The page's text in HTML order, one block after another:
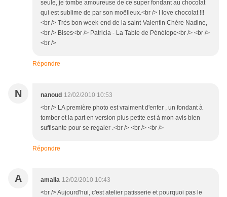
seule, je tombe amoureuse de ce super fondant au chocolat
qui est sublime de par son moëlleux.<br /> I love chocolat !!!
<br /> Très bon week-end de la saint-Valentin Chère Nadine,
<br /> Bises<br /> Patricia - La Table de Pénélope<br /> <br />
<br />
Répondre
N nanoud 12/02/2010 10:53
<br /> LA première photo est vraiment d'enfer , un fondant à
tomber et la part en version plus petite est à mon avis bien
suffisante pour se regaler .<br /> <br /> <br />
Répondre
A amalia 12/02/2010 10:43
<br /> Aujourd'hui, c'est atelier patisserie et pourquoi pas le